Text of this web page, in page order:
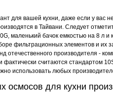
для вашей кухни, даже если у вас
в Тайвани. Следует
маленький бачок емкостью на 8
фильтрационных элементов и их
отечественного производителя -
фактически считаются
использовать любых
осмосов для кухни